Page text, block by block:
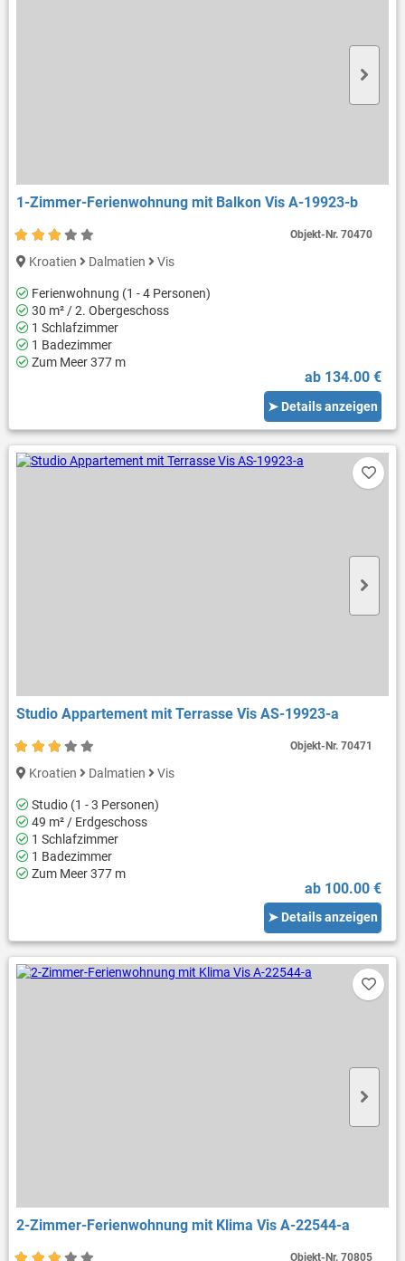
1-Zimmer-Ferienwohnung mit Balkon Vis A-19923-b
Kroatien Dalmatien Vis
Ferienwohnung (1 - 4 Personen)
30 m² / 2. Obergeschoss
1 Schlafzimmer
1 Badezimmer
Zum Meer 377 m
ab 134.00 €
➤ Details anzeigen
Objekt-Nr.70470
Studio Appartement mit Terrasse Vis AS-19923-a
Kroatien Dalmatien Vis
Studio (1 - 3 Personen)
49 m² / Erdgeschoss
1 Schlafzimmer
1 Badezimmer
Zum Meer 377 m
ab 100.00 €
➤ Details anzeigen
Objekt-Nr.70471
2-Zimmer-Ferienwohnung mit Klima Vis A-22544-a
Objekt-Nr.70805